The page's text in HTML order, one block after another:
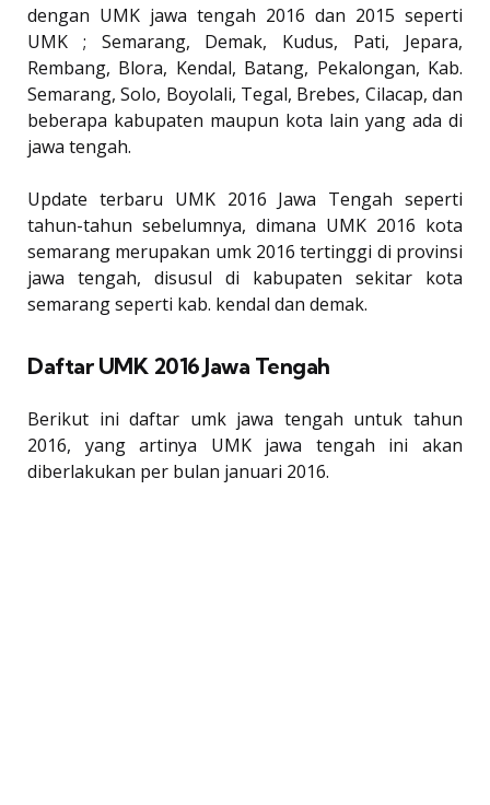
dengan UMK jawa tengah 2016 dan 2015 seperti
UMK ; Semarang, Demak, Kudus, Pati, Jepara,
Rembang, Blora, Kendal, Batang, Pekalongan, Kab.
Semarang, Solo, Boyolali, Tegal, Brebes, Cilacap, dan
beberapa kabupaten maupun kota lain yang ada di
jawa tengah.
Update terbaru UMK 2016 Jawa Tengah seperti
tahun-tahun sebelumnya, dimana UMK 2016 kota
semarang merupakan umk 2016 tertinggi di provinsi
jawa tengah, disusul di kabupaten sekitar kota
semarang seperti kab. kendal dan demak.
Daftar UMK 2016 Jawa Tengah
Berikut ini daftar umk jawa tengah untuk tahun
2016, yang artinya UMK jawa tengah ini akan
diberlakukan per bulan januari 2016.